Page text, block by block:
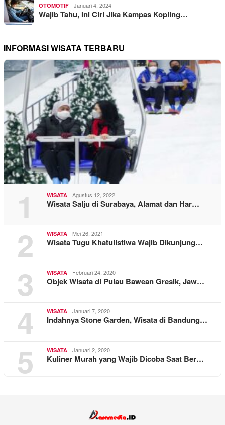
OTOMOTIF Januari 4, 2024
Wajib Tahu, Ini Ciri Jika Kampas Kopling…
INFORMASI WISATA TERBARU
1 WISATA Agustus 12, 2022
Wisata Salju di Surabaya, Alamat dan Har…
2 WISATA Mei 26, 2021
Wisata Tugu Khatulistiwa Wajib Dikunjung…
3 WISATA Februari 24, 2020
Objek Wisata di Pulau Bawean Gresik, Jaw…
4 WISATA Januari 7, 2020
Indahnya Stone Garden, Wisata di Bandung…
5 WISATA Januari 2, 2020
Kuliner Murah yang Wajib Dicoba Saat Ber…